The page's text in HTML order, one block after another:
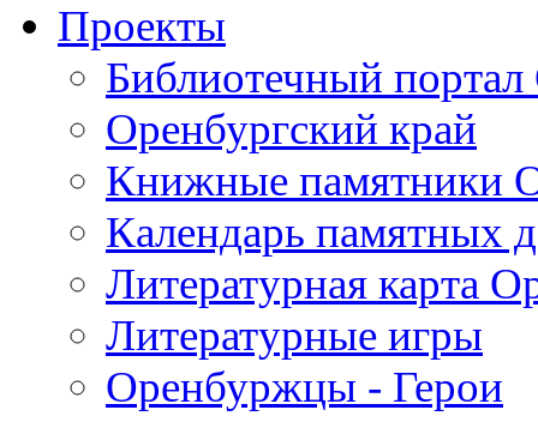
Проекты
Библиотечный портал
Оренбургский край
Книжные памятники
Календарь памятных
Литературная карта
Литературные игры
Оренбуржцы - Герои